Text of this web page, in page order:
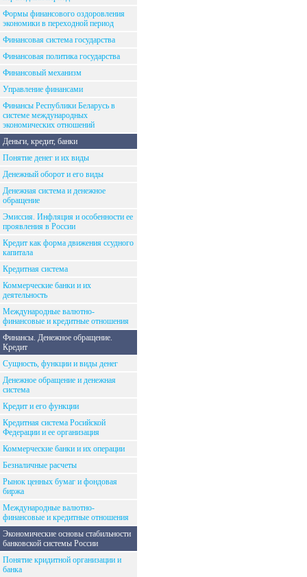
Формы финансового оздоровления
экономики в переходной период
Финансовая система государства
Финансовая политика государства
Финансовый механизм
Управление финансами
Финансы Республики Беларусь в
системе международных
экономических отношений
Деньги, кредит, банки
Понятие денег и их виды
Денежный оборот и его виды
Денежная система и денежное
обращение
Эмиссия. Инфляция и особенности ее
проявления в России
Кредит как форма движения ссудного
капитала
Кредитная система
Коммерческие банки и их
деятельность
Международные валютно-
финансовые и кредитные отношения
Финансы. Денежное обращение.
Кредит
Сущность, функции и виды денег
Денежное обращение и денежная
система
Кредит и его функции
Кредитная система Росийской
Федерации и ее организация
Коммерческие банки и их операции
Безналичные расчеты
Рынок ценных бумаг и фондовая
биржа
Международные валютно-
финансовые и кредитные отношения
Экономические основы стабильности
банковской системы России
Понятие кридитной организации и
банка